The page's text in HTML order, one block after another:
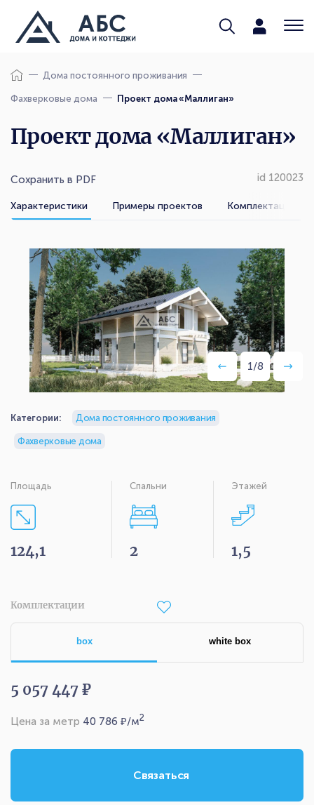
Дома постоянного проживания
Фахверковые дома Проект дома «Маллиган»
Проект дома «Маллиган»
Сохранить в PDF id 120023
Характеристики Примеры проектов Комплектации
Категории: Дома постоянного проживания
Фахверковые дома
1/8
Площадь
124,1
Спальни
2
Этажей
1,5
Комплектации
box white box
5 057 447 ₽
Цена за метр 40 786 ₽/м2
Связаться